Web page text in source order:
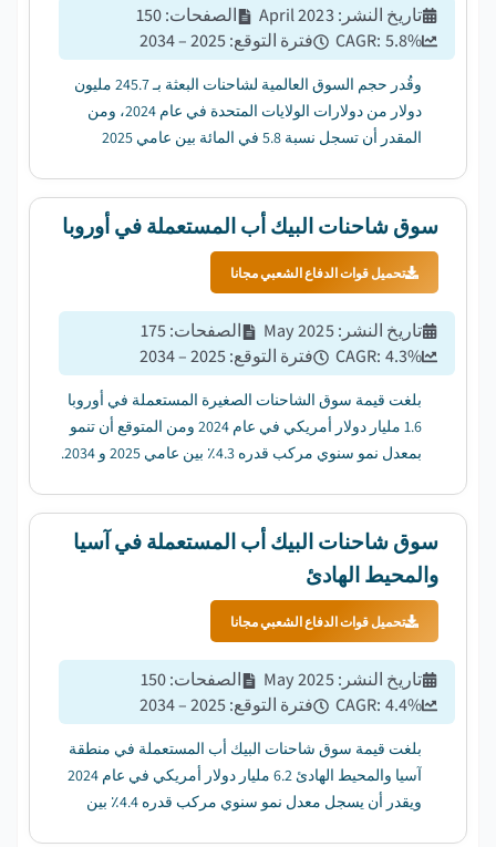
تاريخ النشر :
April 2023 الصفحات:
150
CAGR: 5.8% فترة التوقع:
2025 – 2034
وقُدر حجم السوق العالمية لشاحنات البعثة بـ 245.7 مليون
دولار من دولارات الولايات المتحدة في عام 2024، ومن
المقدر أن تسجل نسبة 5.8 في المائة بين عامي 2025
سوق شاحنات البيك أب المستعملة في أوروبا
تحميل قوات الدفاع الشعبي مجانا
تاريخ النشر :
May 2025 الصفحات:
175
CAGR: 4.3% فترة التوقع:
2025 – 2034
بلغت قيمة سوق الشاحنات الصغيرة المستعملة في أوروبا
1.6 مليار دولار أمريكي في عام 2024 ومن المتوقع أن تنمو
بمعدل نمو سنوي مركب قدره 4.3٪ بين عامي 2025 و 2034.
سوق شاحنات البيك أب المستعملة في آسيا
والمحيط الهادئ
تحميل قوات الدفاع الشعبي مجانا
تاريخ النشر :
May 2025 الصفحات:
150
CAGR: 4.4% فترة التوقع:
2025 – 2034
بلغت قيمة سوق شاحنات البيك أب المستعملة في منطقة
آسيا والمحيط الهادئ 6.2 مليار دولار أمريكي في عام 2024
ويقدر أن يسجل معدل نمو سنوي مركب قدره 4.4٪ بين